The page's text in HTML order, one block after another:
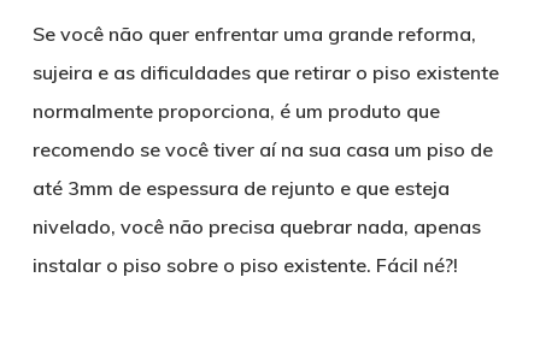
Se você não quer enfrentar uma grande reforma,
sujeira e as dificuldades que retirar o piso existente
normalmente proporciona, é um produto que
recomendo se você tiver aí na sua casa um piso de
até 3mm de espessura de rejunto e que esteja
nivelado, você não precisa quebrar nada, apenas
instalar o piso sobre o piso existente. Fácil né?!